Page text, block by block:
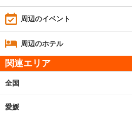
周辺のイベント
周辺のホテル
関連エリア
全国
愛媛